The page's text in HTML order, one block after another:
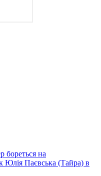
бореться на
Юлія Паєвська (Тайра) в